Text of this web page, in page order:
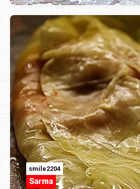
smile2204
Sarma